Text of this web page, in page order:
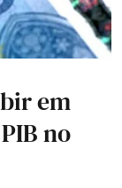
em
no